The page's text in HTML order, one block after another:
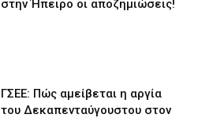
στην Ήπειρο οι αποζημιώσεις!
ΓΣΕΕ: Πώς αμείβεται η αργία
του Δεκαπενταύγουστου στον